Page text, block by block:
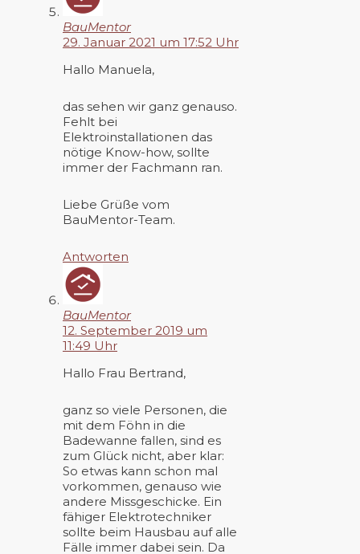
BauMentor
29. Januar 2021 um 17:52 Uhr
Hallo Manuela,
das sehen wir ganz genauso.
Fehlt bei
Elektroinstallationen das
nötige Know-how, sollte
immer der Fachmann ran.
Liebe Grüße vom
BauMentor-Team.
Antworten
BauMentor
12. September 2019 um
11:49 Uhr
Hallo Frau Bertrand,
ganz so viele Personen, die
mit dem Föhn in die
Badewanne fallen, sind es
zum Glück nicht, aber klar:
So etwas kann schon mal
vorkommen, genauso wie
andere Missgeschicke. Ein
fähiger Elektrotechniker
sollte beim Hausbau auf alle
Fälle immer dabei sein. Da